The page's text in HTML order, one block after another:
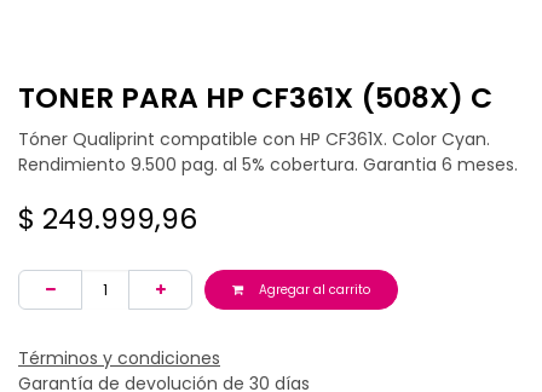
TONER PARA HP CF361X (508X) C
Tóner Qualiprint compatible con HP CF361X. Color Cyan.
Rendimiento 9.500 pag. al 5% cobertura. Garantia 6 meses.
$ 249.999,96
Agregar al carrito
Términos y condiciones
Garantía de devolución de 30 días